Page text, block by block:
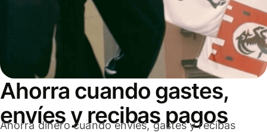
Ahorra cuando gastes,
envíes y recibas pagos
Ahorra dinero cuando envíes, gastes y recibas